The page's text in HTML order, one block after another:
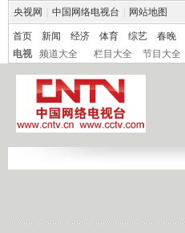
央视网 中国网络电视台 网站地图
首页 新闻 经济 体育 综艺 春晚
电视
频道大全 栏目大全 节目大全